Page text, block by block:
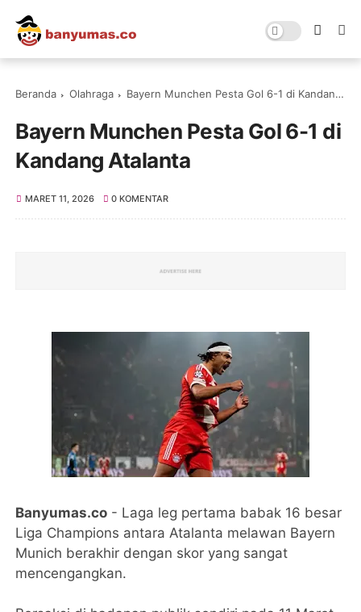
Beranda Olahraga Bayern Munchen Pesta Gol 6-1 di Kandang Atalanta
Bayern Munchen Pesta Gol 6-1 di
Kandang Atalanta
MARET 11, 2026 0 KOMENTAR
Banyumas.co - Laga leg pertama babak 16 besar
Liga Champions antara Atalanta melawan Bayern
Munich berakhir dengan skor yang sangat
mencengangkan.